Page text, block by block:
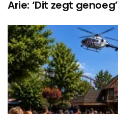
Arie: ‘Dit zegt genoeg’